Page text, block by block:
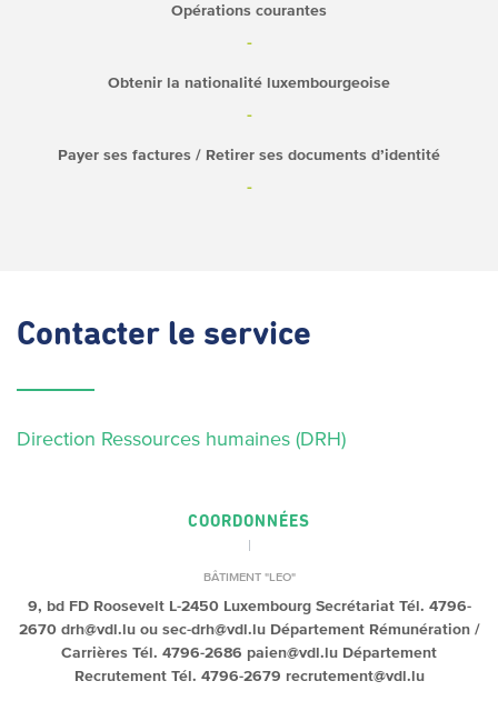
Opérations courantes
-
Obtenir la nationalité luxembourgeoise
-
Payer ses factures / Retirer ses documents d’identité
-
Contacter le service
Direction Ressources humaines (DRH)
COORDONNÉES
BÂTIMENT "LEO"
9, bd FD RooseveltL-2450 Luxembourg SecrétariatTél. 4796-
2670drh@vdl.lu ou sec-drh@vdl.lu Département Rémunération /
Carrières Tél. 4796-2686 paien@vdl.lu Département
RecrutementTél. 4796-2679 recrutement@vdl.lu